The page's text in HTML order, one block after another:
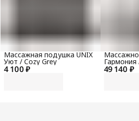
4 100 ₽
Массажная подушка UNIX
Уют / Cozy Grey
49 140 ₽
Гармония